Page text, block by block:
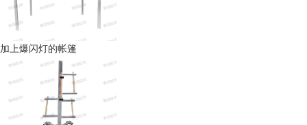
加上爆闪灯的帐篷